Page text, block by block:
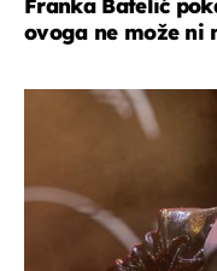
ovoga ne može ni